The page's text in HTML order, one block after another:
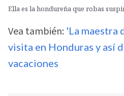
Ella es la hondureña que robas
Vea también: 'La maestra
visita en Honduras y así
vacaciones